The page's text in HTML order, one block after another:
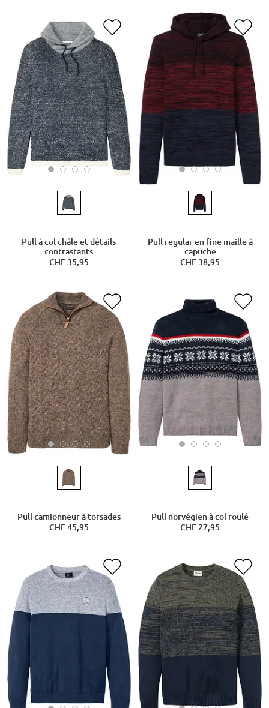
Pull à col châle et détails
contrastants
CHF 35,95
Pull regular en fine maille à
capuche
CHF 38,95
Pull camionneur à torsades
CHF 45,95
Pull norvégien à col roulé
CHF 27,95